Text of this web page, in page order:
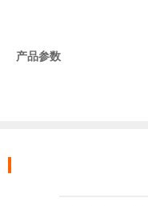
产品参数